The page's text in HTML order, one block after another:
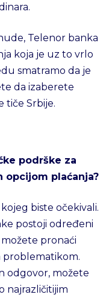
Telenor banka
koja je uz to vrlo
smatramo da je
da izaberete
tiče Srbije.
podrške za
opcijom plaćanja?
biste očekivali.
postoji određeni
pronaći
problematikom.
odgovor, možete
najrazličitijim